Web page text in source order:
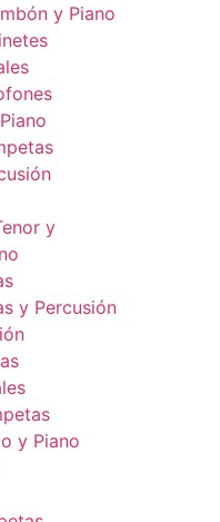
y Piano
y
y Percusión
y Piano